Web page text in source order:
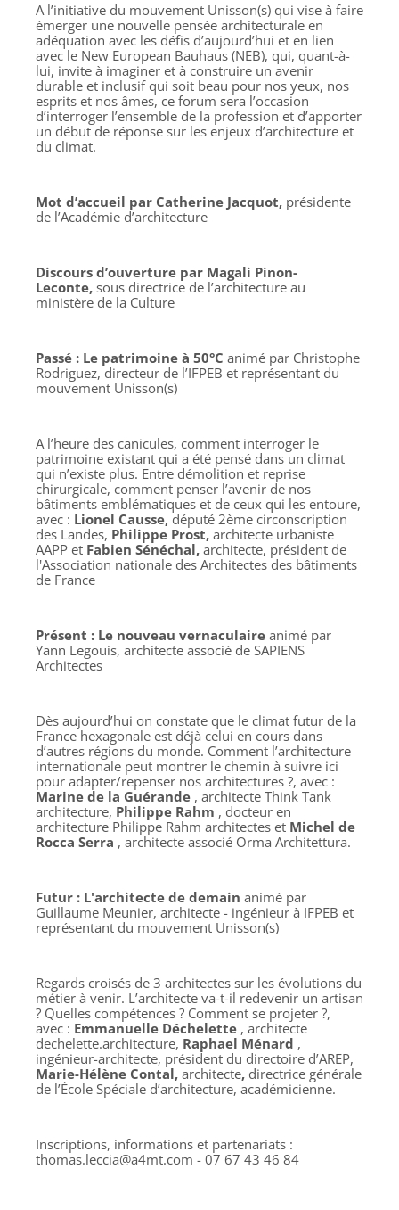
A l’initiative du mouvement Unisson(s) qui vise à faire
émerger une nouvelle pensée architecturale en
adéquation avec les défis d’aujourd’hui et en lien
avec le New European Bauhaus (NEB), qui, quant-à-
lui, invite à imaginer et à construire un avenir
durable et inclusif qui soit beau pour nos yeux, nos
esprits et nos âmes, ce forum sera l’occasion
d’interroger l’ensemble de la profession et d’apporter
un début de réponse sur les enjeux d’architecture et
du climat.
Mot d’accueil par Catherine Jacquot, présidente
de l’Académie d’architecture
Discours d’ouverture par Magali Pinon-
Leconte, sous directrice de l’architecture au
ministère de la Culture
Passé : Le patrimoine à 50°C animé par Christophe
Rodriguez, directeur de l’IFPEB et représentant du
mouvement Unisson(s)
A l’heure des canicules, comment interroger le
patrimoine existant qui a été pensé dans un climat
qui n’existe plus. Entre démolition et reprise
chirurgicale, comment penser l’avenir de nos
bâtiments emblématiques et de ceux qui les entoure,
avec : Lionel Causse, député 2ème circonscription
des Landes, Philippe Prost, architecte urbaniste
AAPP et Fabien Sénéchal, architecte, président de
l'Association nationale des Architectes des bâtiments
de France
Présent : Le nouveau vernaculaire animé par
Yann Legouis, architecte associé de SAPIENS
Architectes
Dès aujourd’hui on constate que le climat futur de la
France hexagonale est déjà celui en cours dans
d’autres régions du monde. Comment l’architecture
internationale peut montrer le chemin à suivre ici
pour adapter/repenser nos architectures ?, avec :
Marine de la Guérande , architecte Think Tank
architecture, Philippe Rahm , docteur en
architecture Philippe Rahm architectes et Michel de
Rocca Serra , architecte associé Orma Architettura.
Futur : L'architecte de demain animé par
Guillaume Meunier, architecte - ingénieur à IFPEB et
représentant du mouvement Unisson(s)
Regards croisés de 3 architectes sur les évolutions du
métier à venir. L’architecte va-t-il redevenir un artisan
? Quelles compétences ? Comment se projeter ?,
avec : Emmanuelle Déchelette , architecte
dechelette.architecture, Raphael Ménard ,
ingénieur-architecte, président du directoire d’AREP,
Marie-Hélène Contal, architecte, directrice générale
de l’École Spéciale d’architecture, académicienne.
Inscriptions, informations et partenariats :
thomas.leccia@a4mt.com - 07 67 43 46 84